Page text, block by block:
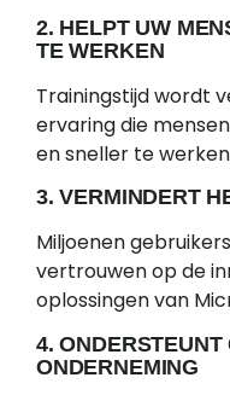
2. HELPT UW
TE WERKEN
Trainingstijd wordt
ervaring die
en sneller te
3. VERMINDERT
Miljoenen
vertrouwen op de
oplossingen van
4. ONDERSTEUNT
ONDERNEMING